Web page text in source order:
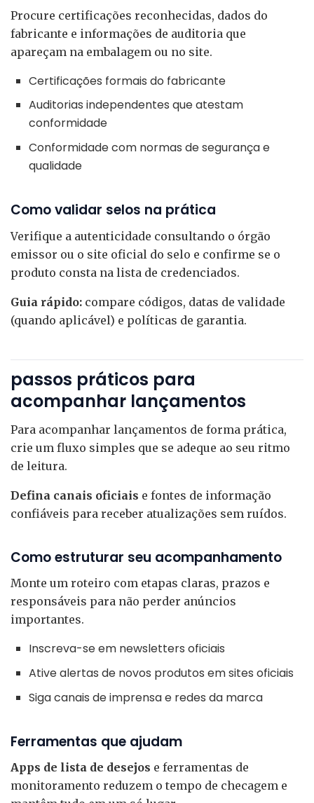
Procure certificações reconhecidas, dados do
fabricante e informações de auditoria que
apareçam na embalagem ou no site.
Certificações formais do fabricante
Auditorias independentes que atestam
conformidade
Conformidade com normas de segurança e
qualidade
Como validar selos na prática
Verifique a autenticidade consultando o órgão
emissor ou o site oficial do selo e confirme se o
produto consta na lista de credenciados.
Guia rápido: compare códigos, datas de validade
(quando aplicável) e políticas de garantia.
passos práticos para
acompanhar lançamentos
Para acompanhar lançamentos de forma prática,
crie um fluxo simples que se adeque ao seu ritmo
de leitura.
Defina canais oficiais e fontes de informação
confiáveis para receber atualizações sem ruídos.
Como estruturar seu acompanhamento
Monte um roteiro com etapas claras, prazos e
responsáveis para não perder anúncios
importantes.
Inscreva-se em newsletters oficiais
Ative alertas de novos produtos em sites oficiais
Siga canais de imprensa e redes da marca
Ferramentas que ajudam
Apps de lista de desejos e ferramentas de
monitoramento reduzem o tempo de checagem e